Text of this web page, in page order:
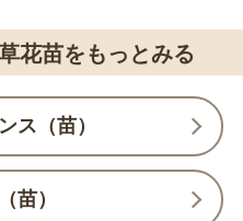
花苗をもっとみる
ス（苗）
苗）